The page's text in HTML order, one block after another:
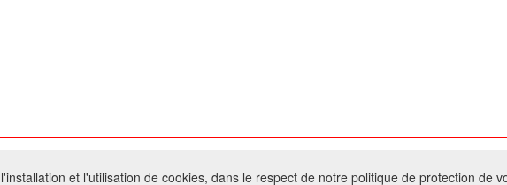
reproduction du contenu de ce site, même partielle, est interdite sans accord du propriétaire.
et l'utilisation de cookies, dans le respect de notre politique de protection de